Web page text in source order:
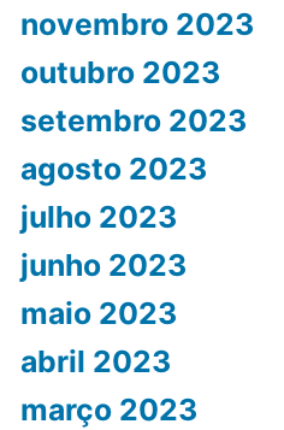
novembro 2023
outubro 2023
setembro 2023
agosto 2023
julho 2023
junho 2023
maio 2023
abril 2023
março 2023